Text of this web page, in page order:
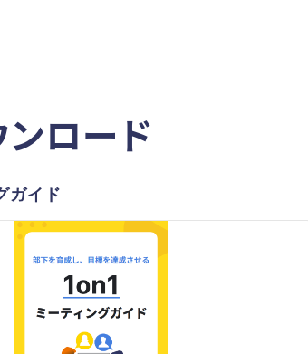
ロード
ガイド